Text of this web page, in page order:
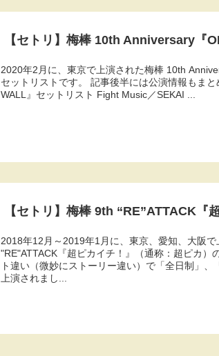
【セトリ】梅棒 10th Anniversary『
2020年2月に、東京で上演された梅棒 10th
セットリストです。 記事後半には公演情報もま
WALL』セットリスト Fight Music／SEKAI ...
【セトリ】梅棒 9th “RE”ATTACK『
2018年12月～2019年1月に、東京、愛知、大阪
"RE"ATTACK『超ピカイチ！』（通称：超ピカ）
ト違い（微妙にストーリー違い）で「全日制」
上演されまし...